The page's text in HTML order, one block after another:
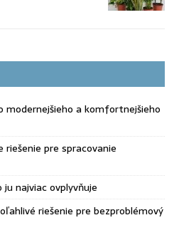
modernejšieho a komfortnejšieho
pre spracovanie
najviac ovplyvňuje
riešenie pre bezproblémový